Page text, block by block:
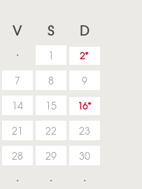
V S D
1 2
7 8
9
14 15 16
21 22
23
28 29
30